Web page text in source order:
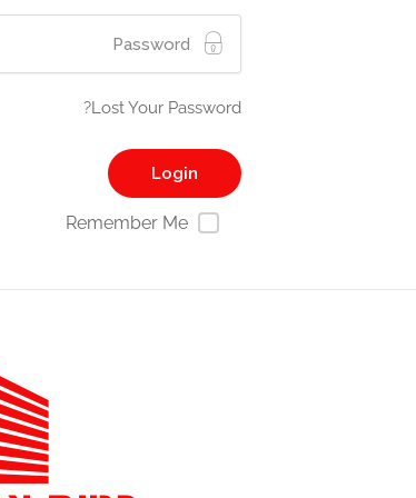
Lost Your Password?
Remember Me